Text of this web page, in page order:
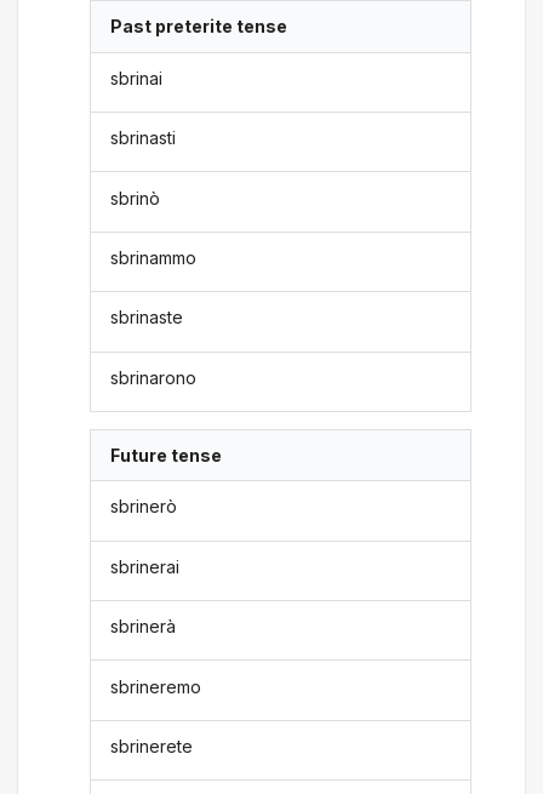
Past preterite tense
sbrinai
sbrinasti
sbrinò
sbrinammo
sbrinaste
sbrinarono
Future tense
sbrinerò
sbrinerai
sbrinerà
sbrineremo
sbrinerete